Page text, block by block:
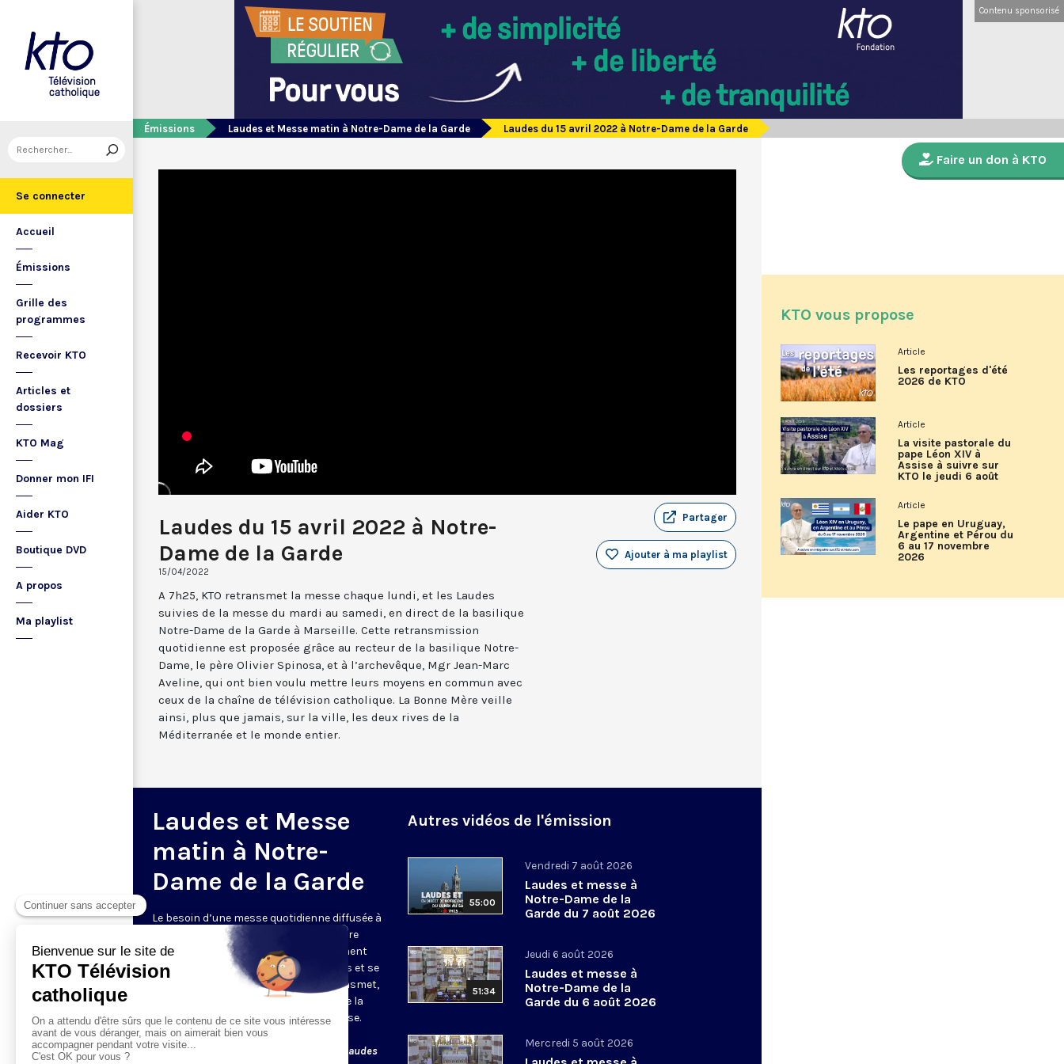
Se connecter
Accueil
Émissions
Grille des
programmes
Recevoir KTO
Articles et
dossiers
KTO Mag
Donner mon IFI
Aider KTO
Boutique DVD
A propos
Ma playlist
Contenu sponsorisé
Émissions Laudes et Messe matin à Notre-Dame de la Garde Laudes du 15 avril 2022 à Notre-Dame de la Garde
Laudes du 15 avril 2022 à Notre-
Dame de la Garde
15/04/2022
Partager
Ajouter à ma playlist
A 7h25, KTO retransmet la messe chaque lundi, et les Laudes
suivies de la messe du mardi au samedi, en direct de la basilique
Notre-Dame de la Garde à Marseille. Cette retransmission
quotidienne est proposée grâce au recteur de la basilique Notre-
Dame, le père Olivier Spinosa, et à l’archevêque, Mgr Jean-Marc
Aveline, qui ont bien voulu mettre leurs moyens en commun avec
ceux de la chaîne de télévision catholique. La Bonne Mère veille
ainsi, plus que jamais, sur la ville, les deux rives de la
Méditerranée et le monde entier.
Laudes et Messe
matin à Notre-
Dame de la Garde
Le besoin d’une messe quotidienne diffusée à
la télévision a été exprimé d’une manière
encore plus forte pendant le confinement
dans de nombreux pays francophones et se
maintient depuis la reprise. KTO retransmet,
en direct de la basilique Notre-Dame de la
Garde, à Marseille, les laudes et la messe.
Le lundi à 7h25, la messe
Du mardi au samedi à 7h25, messe avec laudes
Autres vidéos de l'émission
55:00
Vendredi 7 août 2026
Laudes et messe à
Notre-Dame de la
Garde du 7 août 2026
51:34
Jeudi 6 août 2026
Laudes et messe à
Notre-Dame de la
Garde du 6 août 2026
Mercredi 5 août 2026
Faire un don à KTO
KTO vous propose
Article
Les reportages d'été
2026 de KTO
Article
La visite pastorale du
pape Léon XIV à
Assise à suivre sur
KTO le jeudi 6 août
Article
Le pape en Uruguay,
Argentine et Pérou du
6 au 17 novembre
2026